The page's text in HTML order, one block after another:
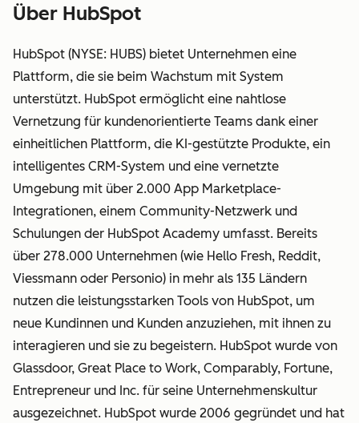
Über HubSpot
HubSpot (NYSE: HUBS) bietet Unternehmen eine
Plattform, die sie beim Wachstum mit System
unterstützt. HubSpot ermöglicht eine nahtlose
Vernetzung für kundenorientierte Teams dank einer
einheitlichen Plattform, die KI-gestützte Produkte, ein
intelligentes CRM-System und eine vernetzte
Umgebung mit über 2.000 App Marketplace-
Integrationen, einem Community-Netzwerk und
Schulungen der HubSpot Academy umfasst. Bereits
über 278.000 Unternehmen (wie Hello Fresh, Reddit,
Viessmann oder Personio) in mehr als 135 Ländern
nutzen die leistungsstarken Tools von HubSpot, um
neue Kundinnen und Kunden anzuziehen, mit ihnen zu
interagieren und sie zu begeistern. HubSpot wurde von
Glassdoor, Great Place to Work, Comparably, Fortune,
Entrepreneur und Inc. für seine Unternehmenskultur
ausgezeichnet. HubSpot wurde 2006 gegründet und hat